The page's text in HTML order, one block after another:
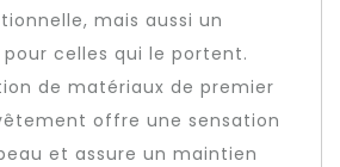
mais aussi un
celles qui le portent.
de matériaux de premier
offre une sensation
et assure un maintien